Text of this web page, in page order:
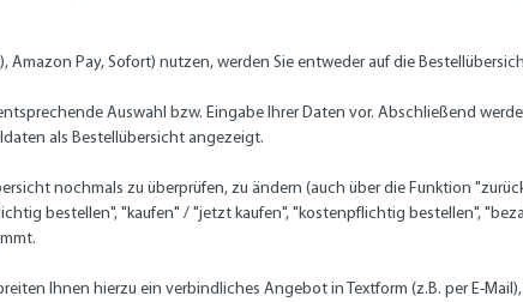
Amazon Pay, Sofort) nutzen, werden Sie entweder auf die
Auswahl bzw. Eingabe Ihrer Daten vor. Abschließend
als Bestellübersicht angezeigt.
nochmals zu überprüfen, zu ändern (auch über die Funktion
bestellen", "kaufen" / "jetzt kaufen", "kostenpflichtig bestellen",
Ihnen hierzu ein verbindliches Angebot in Textform (z.B. per E-